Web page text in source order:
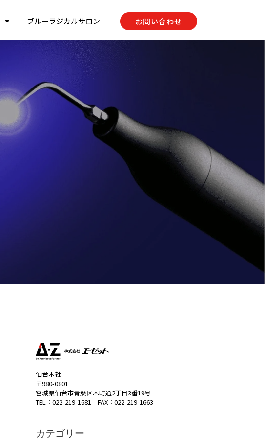
ブルーラジカルサロン お問い合わせ
仙台本社
〒980-0801
宮城県仙台市青葉区木町通2丁目3番19号
TEL：022-219-1681 FAX：022-219-1663
カテゴリー